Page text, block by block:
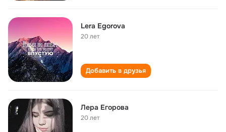
Lera Egorova
20 лет
Добавить в друзья
Лера Егорова
20 лет